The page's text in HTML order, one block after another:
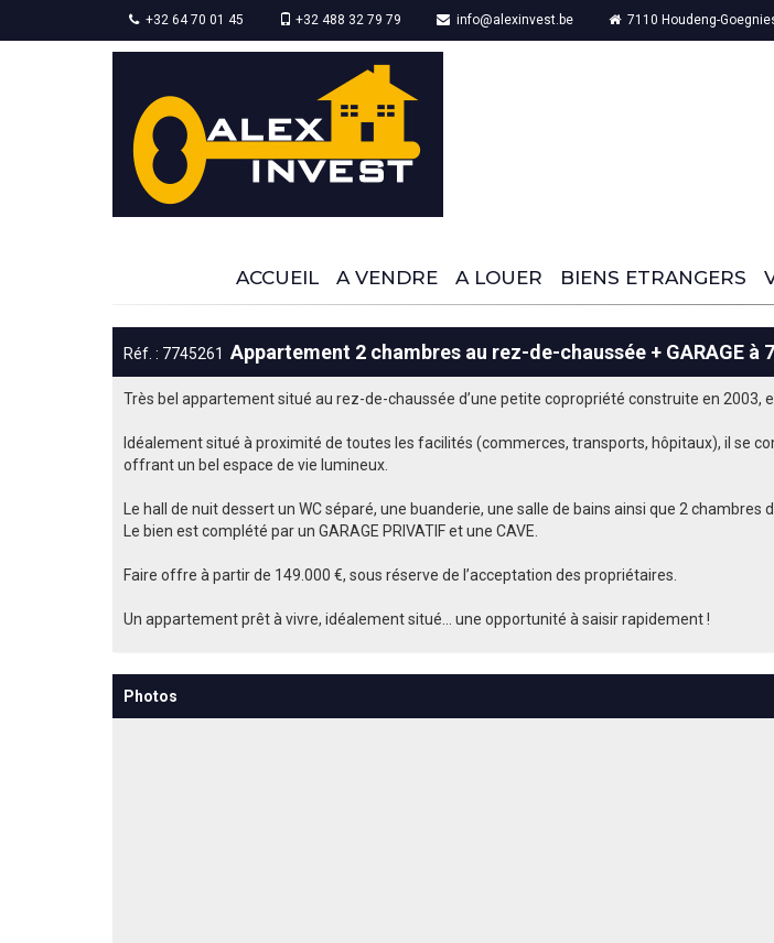
+32 64 70 01 45 +32 488 32 79 79 info@alexinvest.be 7110 Houdeng-
ACCUEIL A VENDRE A LOUER BIENS ETRANGERS
Réf. : 7745261 Appartement 2 chambres au rez-de-chaussée + GARAGE à
Très bel appartement situé au rez-de-chaussée d’une petite copropriété construite en 2003,
Idéalement situé à proximité de toutes les facilités (commerces, transports, hôpitaux), il se
offrant un bel espace de vie lumineux.
Le hall de nuit dessert un WC séparé, une buanderie, une salle de bains ainsi que 2 chambres
Le bien est complété par un GARAGE PRIVATIF et une CAVE.
Faire offre à partir de 149.000 €, sous réserve de l’acceptation des propriétaires.
Un appartement prêt à vivre, idéalement situé… une opportunité à saisir rapidement !
Photos